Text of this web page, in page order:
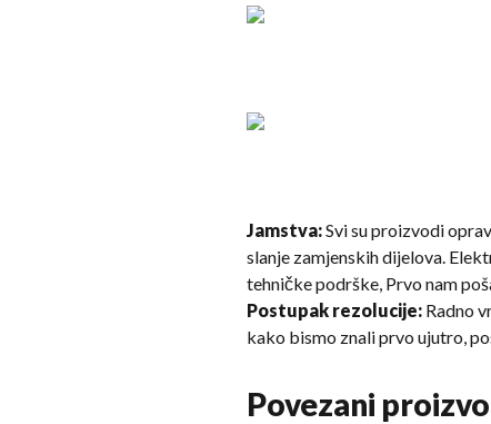
Jamstva:Svi su proizvodi
slanje zamjenskih dijelova.
tehničke podrške, Prvo nam
Postupak rezolucije: Radno
kako bismo znali prvo ujutro,
Povezani